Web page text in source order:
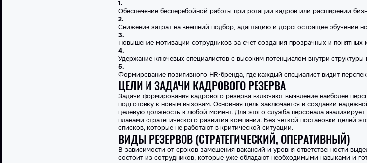
Обеспечение бесперебойной работы при ротации кадров или расширении
Снижение затрат на внешний подбор, адаптацию и дорогостоящее обучение
Повышение мотивации сотрудников за счет создания прозрачных и понятных
Удержание ключевых специалистов с высоким потенциалом внутри структуры
Формирование позитивного HR-бренда, где каждый специалист видит
ЦЕЛИ И ЗАДАЧИ КАДРОВОГО РЕЗЕРВА
Задачи формирования кадрового резерва включают выявление наиболее
подготовку к новым вызовам. Основная цель заключается в создании
целевую должность в любой момент. Для этого служба персонала
планами стратегического развития компании. Без четкой постановки целей
списков, которые не работают в критической ситуации.
ВИДЫ РЕЗЕРВОВ (СТРАТЕГИЧЕСКИЙ, ОПЕРАТИВНЫЙ)
В зависимости от сроков замещения вакансий и уровня ответственности
состоит из сотрудников, которые уже обладают необходимыми навыками и